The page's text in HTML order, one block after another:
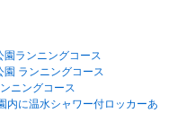
ランニングコース
ランニングコース
ニングコース
内に温水シャワー付ロッカーあ